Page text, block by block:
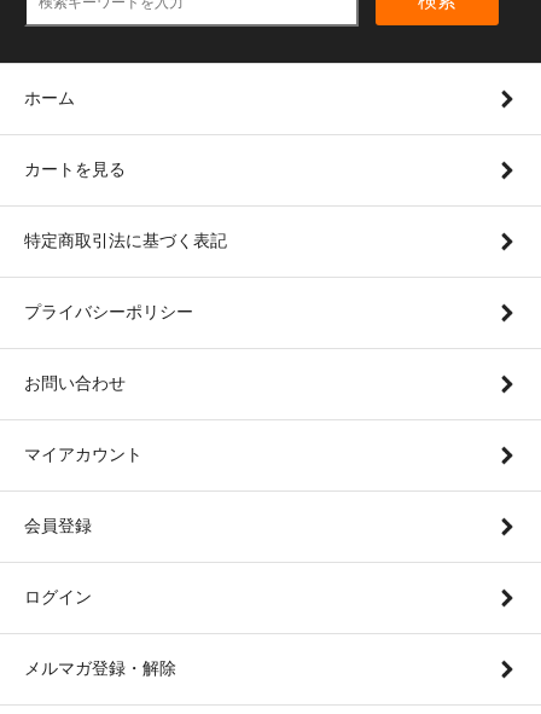
ホーム
カートを見る
特定商取引法に基づく表記
プライバシーポリシー
お問い合わせ
マイアカウント
会員登録
ログイン
メルマガ登録・解除